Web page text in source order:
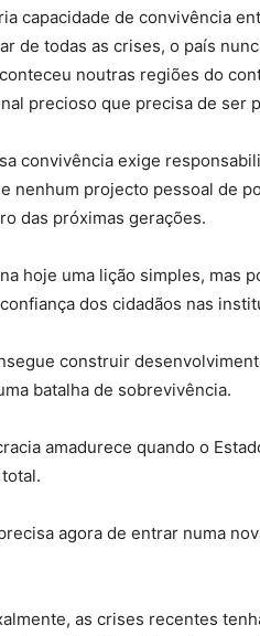
capacidade de convivência
de todas as crises, o país
noutras regiões do
precioso que precisa de ser
convivência exige
nenhum projecto pessoal de
das próximas gerações.
hoje uma lição simples, mas
dos cidadãos nas
construir
batalha de sobrevivência.
amadurece quando o
agora de entrar numa
as crises recentes